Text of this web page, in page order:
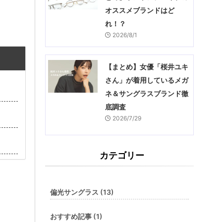
オススメブランドはど
れ！？
2026/8/1
【まとめ】女優「桜井ユキ
さん」が着用しているメガ
ネ＆サングラスブランド徹
底調査
2026/7/29
カテゴリー
偏光サングラス (13)
おすすめ記事 (1)